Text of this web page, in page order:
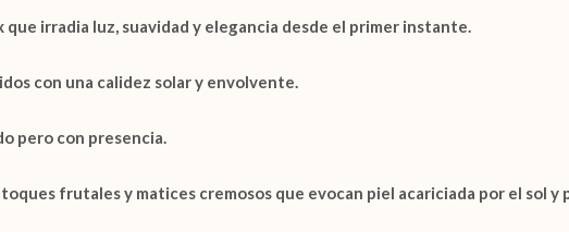
que irradia luz, suavidad y elegancia desde el primer instante.
con una calidez solar y envolvente.
pero con presencia.
frutales y matices cremosos que evocan piel acariciada por el sol y